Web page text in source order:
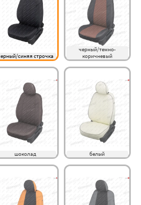
синяя строчка
черный/темно-
коричневый
шоколад белый